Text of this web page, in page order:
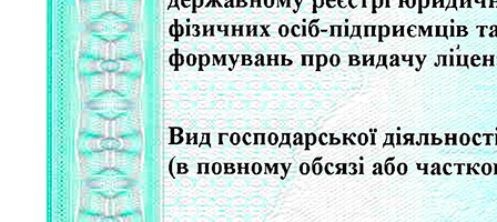
Навчальні програми
Дошкільна освіта
Загальна освіта
Для абітурієнтів
Уроки
Українська жестова мова
Географія
Правознавство
Я досліджую світ